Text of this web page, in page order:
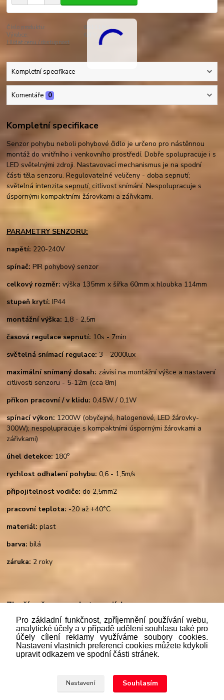
Číslo produktu:
001116C
Výrobce:
GTV
Hlídat cenu / dostupnost
Kompletní specifikace
Komentáře 0
Kompletní specifikace
Senzor pohybu neboli pohybové čidlo je určeno pro nástěnnou
montáž do vnitřního i venkovního prostředí. Dobře spolupracuje i s
LED světelnými zdroji. Nastavovací mechanismus je na spodní
části těla senzoru. Regulovatelné veličeny - doba sepnutí;
světelná intenzita sepnutí; citlivost snímání. Nespolupracuje s
úspornými kompaktními žárovkami a zářivkami.
PARAMETRY SENZORU:
napětí: 220-240V
spínač: PIR pohybový senzor
celkový rozměr: výška 135mm x šířka 60mm x hloubka 114mm
stupeň krytí:IP44
montážní výška: 1,8 - 2,5m
časová regulace sepnutí: 10s - 7min
světelná snímací regulace:3 - 2000lux
maximální snímaný dosah: závisí na montážní výšce a nastavení
citlivosti senzoru - 5-12m (cca 8m)
příkon pracovní / v klidu: 0,45W / 0,1W
spínací výkon:1200W (obyčejné, halogenové, LED žárovky-
300W); nespolupracuje s kompaktními úspornými žárovkami a
zářivkami)
úhel detekce: 180o
rychlost odhalení pohybu: 0,6 - 1,5m/s
připojitelnost vodiče:do 2,5mm2
pracovní teplota: -20 až +40°C
materiál:plast
barva: bílá
záruka: 2 roky
Zboží zařazeno v kategoriích
Senzorová technika
prodávající povinen vystavit kupujícímu účtenku. Zároveň je
povinen zaevidovat přijatou tržbu u správce daně online; v
Pro základní funkčnost, zpříjemnění používání webu,
analytické účely a v případě udělení souhlasu také pro
účely cílení reklamy využíváme soubory cookies.
Nastavení vlastních preferencí cookies můžete kdykoli
upravit odkazem ve spodní části stránek.
Nastavení Souhlasím